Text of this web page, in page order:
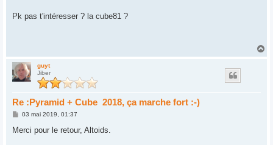
Pk pas t'intéresser ? la cube81 ?
a
guyt
Jiber
Re :Pyramid + Cube 2018, ça marche fort :-)
M
s
03 mai 2019, 01:37
Merci pour le retour, Altoids.